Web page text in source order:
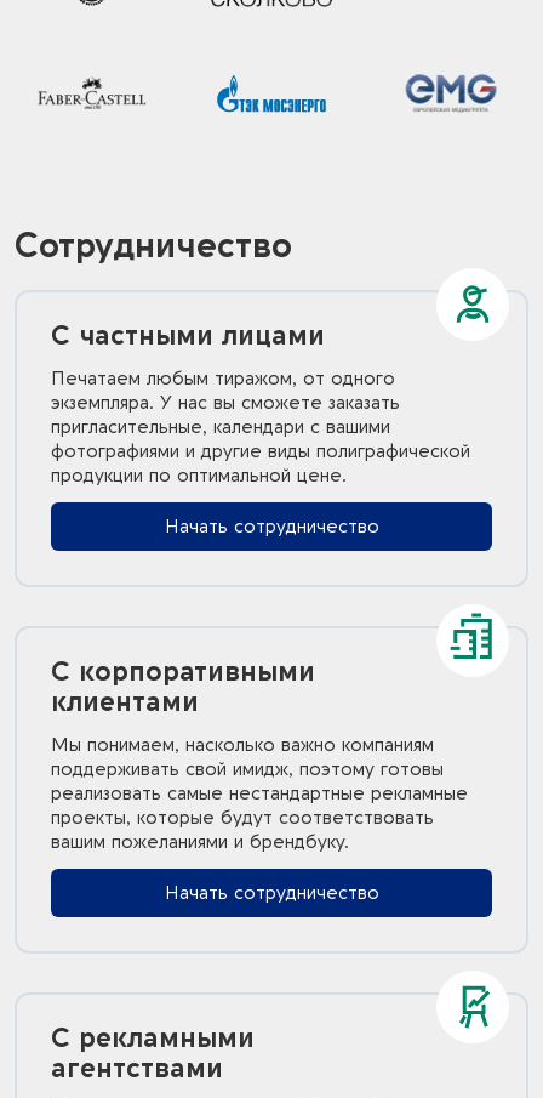
Сотрудничество
С частными лицами
Печатаем любым тиражом, от одного
экземпляра. У нас вы сможете заказать
пригласительные, календари с вашими
фотографиями и другие виды полиграфической
продукции по оптимальной цене.
Начать сотрудничество
С корпоративными
клиентами
Мы понимаем, насколько важно компаниям
поддерживать свой имидж, поэтому готовы
реализовать самые нестандартные рекламные
проекты, которые будут соответствовать
вашим пожеланиями и брендбуку.
Начать сотрудничество
С рекламными
агентствами